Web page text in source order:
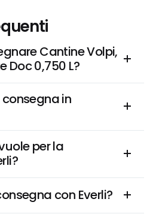
Cantine Volpi,
Doc 0,750 L?
in
per la
con Everli?